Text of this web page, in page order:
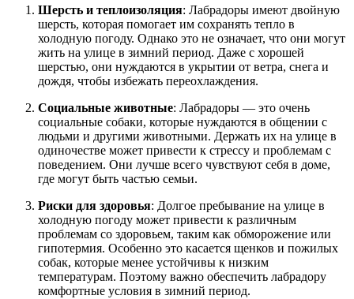
Шерсть и теплоизоляция: Лабрадоры имеют двойную
шерсть, которая помогает им сохранять тепло в
холодную погоду. Однако это не означает, что они могут
жить на улице в зимний период. Даже с хорошей
шерстью, они нуждаются в укрытии от ветра, снега и
дождя, чтобы избежать переохлаждения.
Социальные животные: Лабрадоры — это очень
социальные собаки, которые нуждаются в общении с
людьми и другими животными. Держать их на улице в
одиночестве может привести к стрессу и проблемам с
поведением. Они лучше всего чувствуют себя в доме,
где могут быть частью семьи.
Риски для здоровья: Долгое пребывание на улице в
холодную погоду может привести к различным
проблемам со здоровьем, таким как обморожение или
гипотермия. Особенно это касается щенков и пожилых
собак, которые менее устойчивы к низким
температурам. Поэтому важно обеспечить лабрадору
комфортные условия в зимний период.